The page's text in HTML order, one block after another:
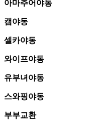
아마추어야동
캠야동
셀카야동
와이프야동
유부녀야동
스와핑야동
부부교환